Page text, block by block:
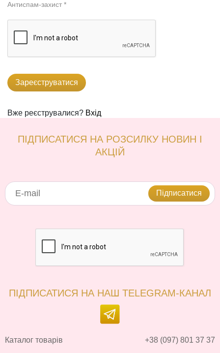
Антиспам-захист *
Вже реєструвалися? Вхід
ПІДПИСАТИСЯ НА РОЗСИЛКУ НОВИН І
АКЦІЙ
Підписатися
ПІДПИСАТИСЯ НА НАШ TELEGRAM-КАНАЛ
Каталог товарів +38 (097) 801 37 37